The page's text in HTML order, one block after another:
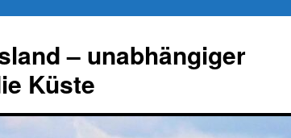
– unabhängiger
Küste